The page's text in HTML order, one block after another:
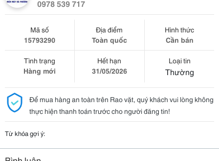
0978 539 717
Mã số
15793290
Địa điểm
Toàn quốc
Hình thức
Cần bán
Tình trạng
Hàng mới
Hết hạn
31/05/2026
Loại tin
Thường
Để mua hàng an toàn trên Rao vặt, quý khách vui lòng không
thực hiện thanh toán trước cho người đăng tin!
Từ khóa gợi ý: